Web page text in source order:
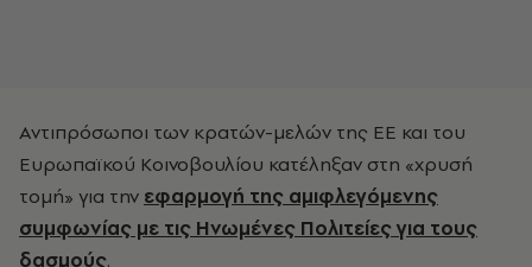
Αντιπρόσωποι των κρατών-μελών της ΕΕ και του
Ευρωπαϊκού Κοινοβουλίου κατέληξαν στη «χρυσή
τομή» για την εφαρμογή της αμιφλεγόμενης
συμφωνίας με τις Ηνωμένες Πολιτείες για τους
δασμούς.